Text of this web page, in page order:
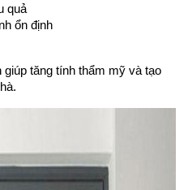
quả
ổn định
tăng tính thẩm mỹ và tạo